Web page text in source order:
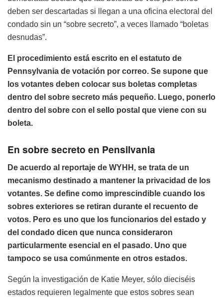
deben ser descartadas si llegan a una oficina electoral del
condado sin un “sobre secreto”, a veces llamado “boletas
desnudas”.
El procedimiento está escrito en el estatuto de
Pennsylvania de votación por correo. Se supone que
los votantes deben colocar sus boletas completas
dentro del sobre secreto más pequeño. Luego, ponerlo
dentro del sobre con el sello postal que viene con su
boleta.
En sobre secreto en Pensilvania
De acuerdo al reportaje de WYHH, se trata de un
mecanismo destinado a mantener la privacidad de los
votantes. Se define como imprescindible cuando los
sobres exteriores se retiran durante el recuento de
votos. Pero es uno que los funcionarios del estado y
del condado dicen que nunca consideraron
particularmente esencial en el pasado. Uno que
tampoco se usa comúnmente en otros estados.
Según la investigación de Katie Meyer, sólo dieciséis
estados requieren legalmente que estos sobres sean